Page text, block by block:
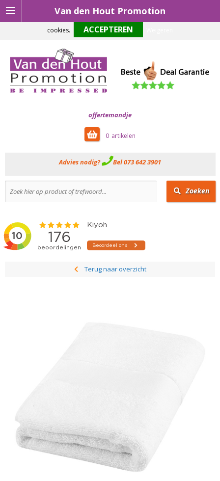
Van den Hout Promotion
offertemandje
0
Advies nodig? Bel 073 642 3901
Zoeken
Terug naar overzicht
Om onze website optimaal te laten functioneren maken wij gebruik van
cookies.